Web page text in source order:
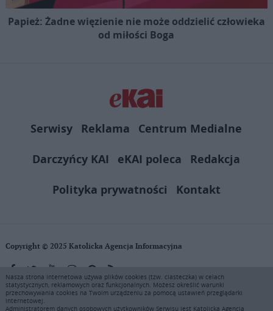
Papież: Żadne więzienie nie może oddzielić człowieka
od miłości Boga
Serwisy Reklama
Centrum Medialne
Darczyńcy KAI
eKAI poleca
Redakcja
Polityka prywatności
Kontakt
Copyright © 2025 Katolicka Agencja Informacyjna
KAI zastrzega wszelkie prawa do serwisu. Użytkownicy mogą pobierać
i drukować fragmenty zawartości serwisu internetowego www.ekai.pl
Nasza strona internetowa używa plików cookies (tzw. ciasteczka) w celach
statystycznych, reklamowych oraz funkcjonalnych. Możesz określić warunki
przechowywania cookies na Twoim urządzeniu za pomocą ustawień przeglądarki
internetowej.
Administratorem danych osobowych użytkowników Serwisu jest Katolicka Agencja